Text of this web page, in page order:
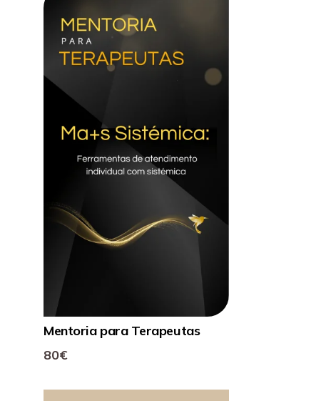
Mentoria para Terapeutas
80€